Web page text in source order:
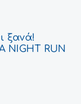
ξανά!
NIGHT RUN